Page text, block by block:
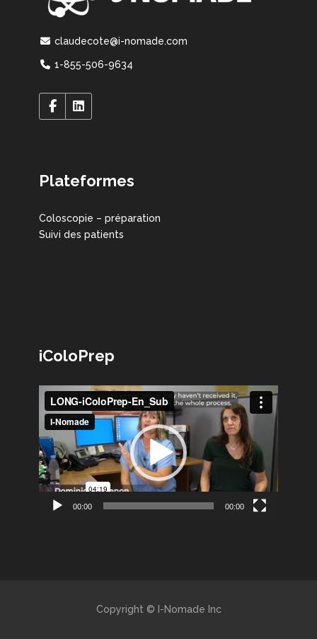
claudecote@i-nomade.com
1-855-506-9634
Plateformes
Coloscopie – préparation
Suivi des patients
iColoPrep
Lecteur
vidéo
00:00 00:00
Copyright © I-Nomade Inc